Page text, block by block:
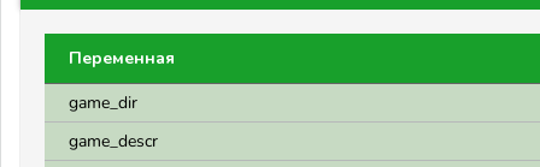
Переменная
game_dir
game_descr